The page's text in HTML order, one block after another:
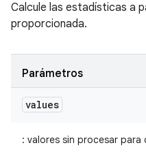
Calcule las estadísticas a
proporcionada.
Parámetros
values
: valores sin procesar para